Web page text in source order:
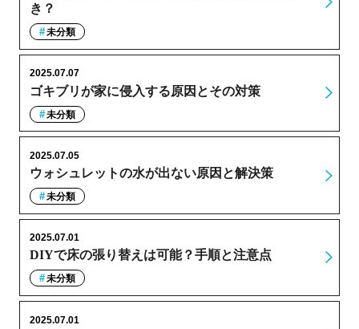
き？
未分類
ゴキブリが家に侵入する原因とその対策
2025.07.07
未分類
ウォシュレットの水が出ない原因と解決策
2025.07.05
未分類
DIYで床の張り替えは可能？手順と注意点
2025.07.01
未分類
2025.07.01